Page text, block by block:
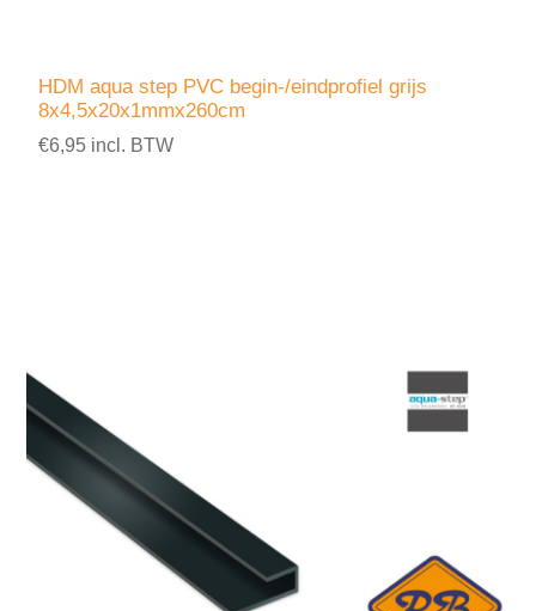
HDM aqua step PVC begin-/eindprofiel grijs
8x4,5x20x1mmx260cm
€6,95 incl. BTW